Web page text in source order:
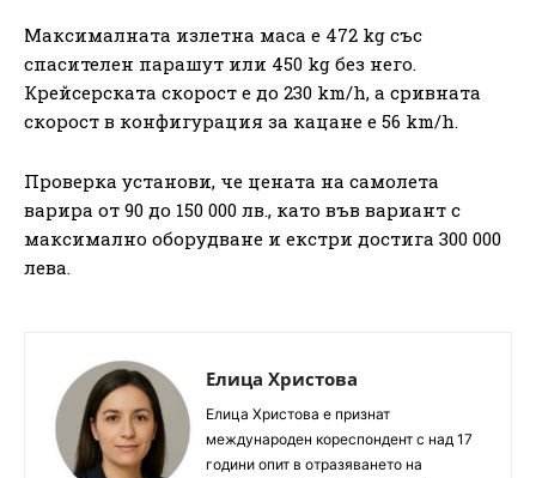
Максималната излетна маса е 472 kg със
спасителен парашут или 450 kg без него.
Крейсерската скорост е до 230 km/h, а сривната
скорост в конфигурация за кацане е 56 km/h.
Проверка установи, че цената на самолета
варира от 90 до 150 000 лв., като във вариант с
максимално оборудване и екстри достига 300 000
лева.
Елица Христова
Елица Христова е признат
международен кореспондент с над 17
години опит в отразяването на